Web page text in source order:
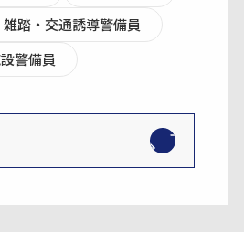
雑踏・交通誘導警備員
警備員